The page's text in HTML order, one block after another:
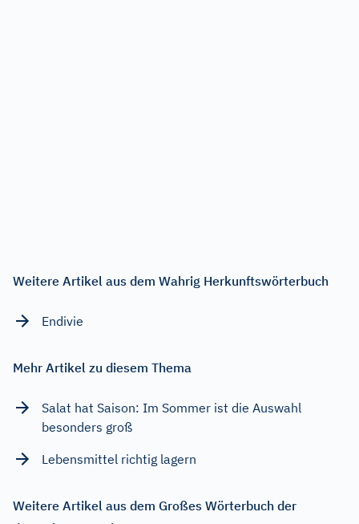
Weitere Artikel aus dem Wahrig Herkunftswörterbuch
Endivie
Mehr Artikel zu diesem Thema
Salat hat Saison: Im Sommer ist die Auswahl
besonders groß
Lebensmittel richtig lagern
Weitere Artikel aus dem Großes Wörterbuch der